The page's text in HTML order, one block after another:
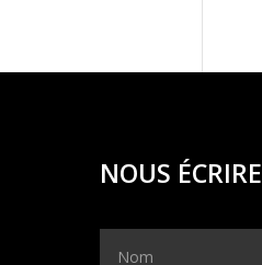
NOUS ÉCRIRE